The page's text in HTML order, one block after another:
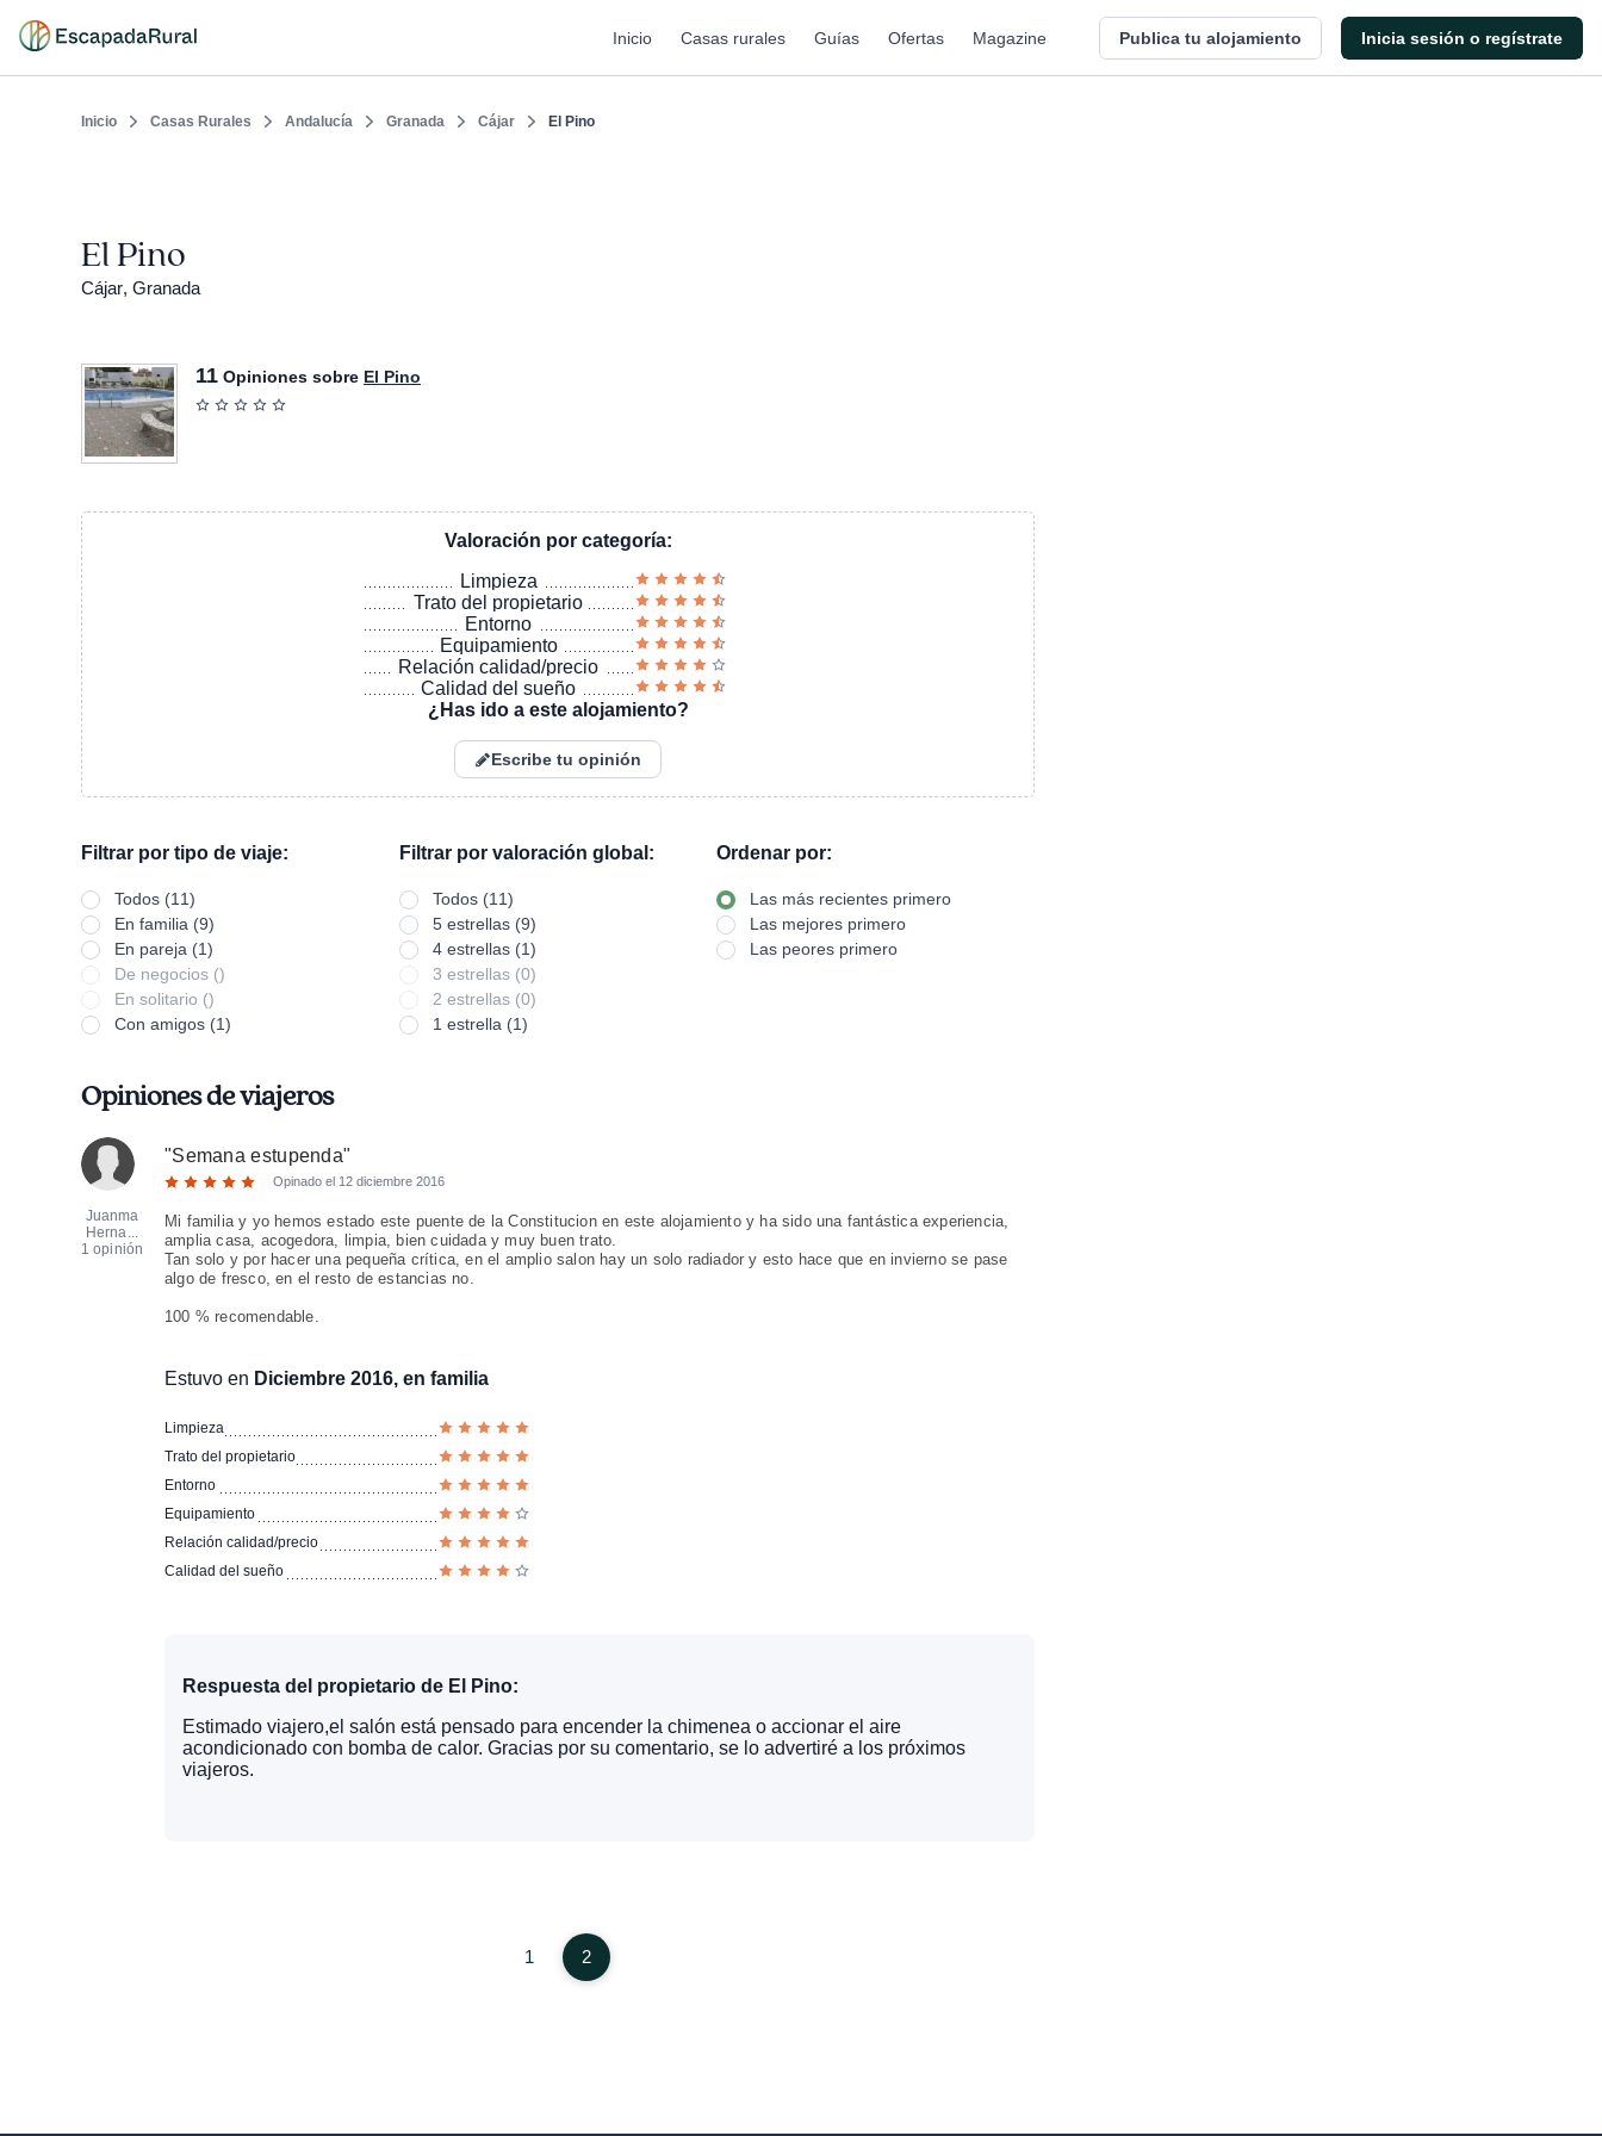
Inicio Casas rurales Guías Ofertas Magazine Publica tu alojamiento Inicia sesión o regístrate
Inicio Casas Rurales Andalucía Granada Cájar El Pino
El Pino
Cájar, Granada
11 Opiniones sobre El Pino
Valoración por categoría:
Limpieza
Trato del propietario
Entorno
Equipamiento
Relación calidad/precio
Calidad del sueño
¿Has ido a este alojamiento?
Escribe tu opinión
Filtrar por tipo de viaje:
Todos (11)
En familia (9)
En pareja (1)
De negocios ()
En solitario ()
Con amigos (1)
Filtrar por valoración global:
Todos (11)
5 estrellas (9)
4 estrellas (1)
3 estrellas (0)
2 estrellas (0)
1 estrella (1)
Ordenar por:
Las más recientes primero
Las mejores primero
Las peores primero
Opiniones de viajeros
Juanma
Herna...
1 opinión
"Semana estupenda"
Opinado el 12 diciembre 2016
Mi familia y yo hemos estado este puente de la Constitucion en este alojamiento y ha sido una fantástica experiencia,
amplia casa, acogedora, limpia, bien cuidada y muy buen trato.
Tan solo y por hacer una pequeña crítica, en el amplio salon hay un solo radiador y esto hace que en invierno se pase
algo de fresco, en el resto de estancias no.
100 % recomendable.
Estuvo en Diciembre 2016, en familia
Limpieza
Trato del propietario
Entorno
Equipamiento
Relación calidad/precio
Calidad del sueño
Respuesta del propietario de El Pino:
Estimado viajero,el salón está pensado para encender la chimenea o accionar el aire
acondicionado con bomba de calor. Gracias por su comentario, se lo advertiré a los próximos
viajeros.
1 2